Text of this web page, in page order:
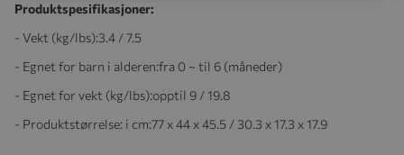
Produktspesifikasjoner:
- Vekt (kg/lbs):3.4 / 7.5
- Egnet for barn i alderen:fra 0 ~ til 6 (måneder)
- Egnet for vekt (kg/lbs):opptil 9 / 19.8
- Produktstørrelse: i cm:77 x 44 x 45.5 / 30.3 x 17.3 x 17.9